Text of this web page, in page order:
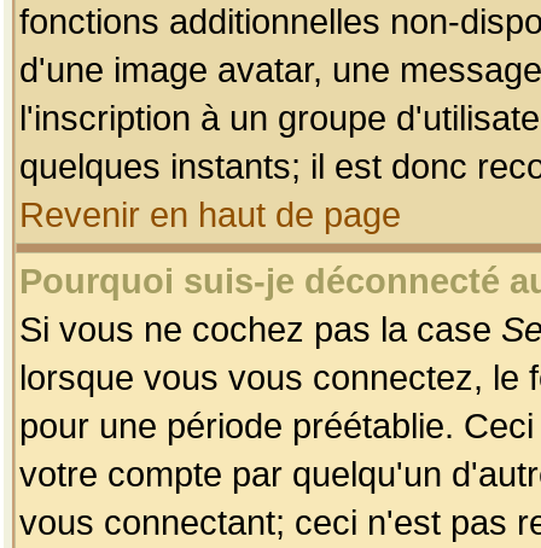
fonctions additionnelles non-
d'une image avatar, une
l'inscription à un groupe
quelques instants; il est donc
Revenir en haut de page
Pourquoi suis-je déconnecté
Si vous ne cochez pas la case
lorsque vous vous connectez, le
pour une période préétablie.
votre compte par quelqu'un
vous connectant; ceci n'est pas